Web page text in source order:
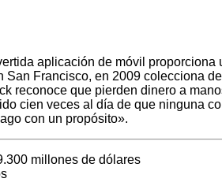
aplicación de móvil
San Francisco, en 2009 colecciona
reconoce que pierden dinero a
cien veces al día de que ninguna
con un propósito».
millones de dólares